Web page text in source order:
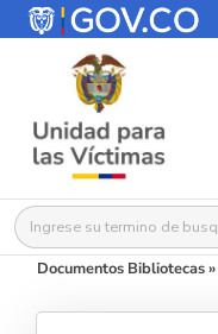
Buscar:
Documentos Bibliotecas»